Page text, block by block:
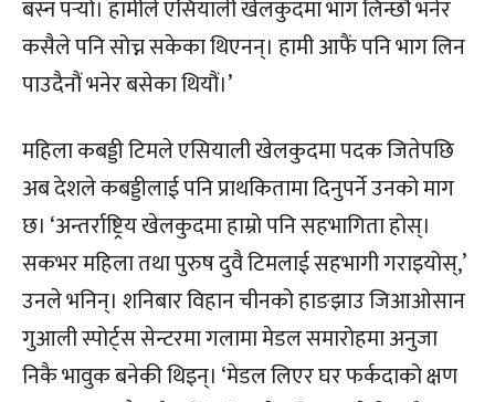
बस्न पर्‍यो। हामीले एसियाली खेलकुदमा भाग लिन्छौं भनेर
कसैले पनि सोच्न सकेका थिएनन्। हामी आफैं पनि भाग लिन
पाउदैनौं भनेर बसेका थियौं।’
महिला कबड्डी टिमले एसियाली खेलकुदमा पदक जितेपछि
अब देशले कबड्डीलाई पनि प्राथकितामा दिनुपर्ने उनको माग
छ। ‘अन्तर्राष्ट्रिय खेलकुदमा हाम्रो पनि सहभागिता होस्।
सकभर महिला तथा पुरुष दुवै टिमलाई सहभागी गराइयोस्,’
उनले भनिन्। शनिबार विहान चीनको हाङझाउ जिआओसान
गुआली स्पोर्ट्स सेन्टरमा गलामा मेडल समारोहमा अनुजा
निकै भावुक बनेकी थिइन्। ‘मेडल लिएर घर फर्कदाको क्षण